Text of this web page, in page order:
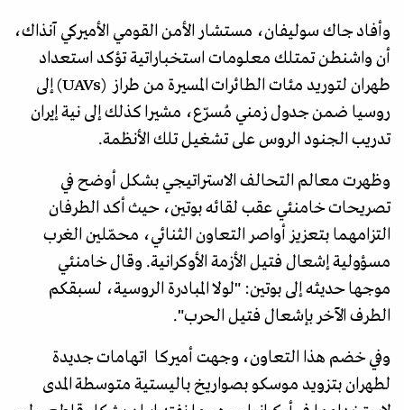
وأفاد جاك سوليفان، مستشار الأمن القومي الأميركي آنذاك،
أن واشنطن تمتلك معلومات استخباراتية تؤكد استعداد
طهران لتوريد مئات الطائرات المسيرة من طراز (UAVs) إلى
روسيا ضمن جدول زمني مُسرّع، مشيرا كذلك إلى نية إيران
تدريب الجنود الروس على تشغيل تلك الأنظمة.
وظهرت معالم التحالف الاستراتيجي بشكل أوضح في
تصريحات خامنئي عقب لقائه بوتين، حيث أكد الطرفان
التزامهما بتعزيز أواصر التعاون الثنائي، محمّلين الغرب
مسؤولية إشعال فتيل الأزمة الأوكرانية. وقال خامنئي
موجها حديثه إلى بوتين: "لولا المبادرة الروسية، لسبقكم
الطرف الآخر بإشعال فتيل الحرب".
وفي خضم هذا التعاون، وجهت أميركا اتهامات جديدة
لطهران بتزويد موسكو بصواريخ باليستية متوسطة المدى